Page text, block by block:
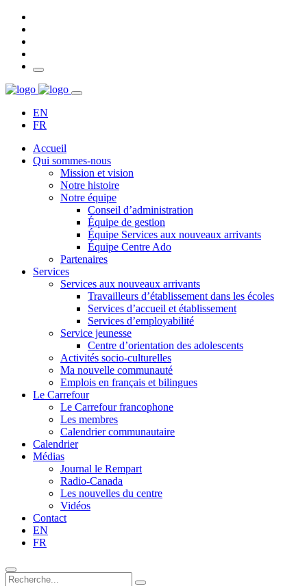
EN
FR
Accueil
Qui sommes-nous
Mission et vision
Notre histoire
Notre équipe
Conseil d’administration
Équipe de gestion
Équipe Services aux nouveaux arrivants
Équipe Centre Ado
Partenaires
Services
Services aux nouveaux arrivants
Travailleurs d’établissement dans les écoles
Services d’accueil et établissement
Services d’employabilité
Service jeunesse
Centre d’orientation des adolescents
Activités socio-culturelles
Ma nouvelle communauté
Emplois en français et bilingues
Le Carrefour
Le Carrefour francophone
Les membres
Calendrier communautaire
Calendrier
Médias
Journal le Rempart
Radio-Canada
Les nouvelles du centre
Vidéos
Contact
EN
FR